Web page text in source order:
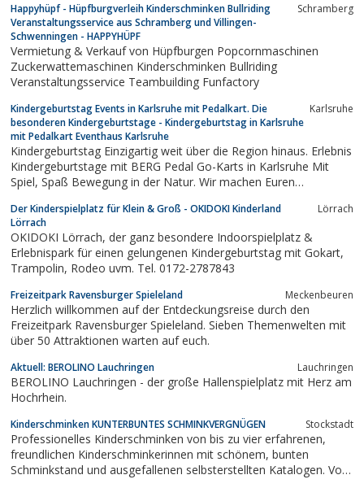
Happyhüpf - Hüpfburgverleih Kinderschminken Bullriding
Veranstaltungsservice aus Schramberg und Villingen-
Schwenningen - HAPPYHÜPF
Schramberg
Vermietung & Verkauf von Hüpfburgen Popcornmaschinen
Zuckerwattemaschinen Kinderschminken Bullriding
Veranstaltungsservice Teambuilding Funfactory
Kindergeburtstag Events in Karlsruhe mit Pedalkart. Die
besonderen Kindergeburtstage - Kindergeburtstag in Karlsruhe
mit Pedalkart Eventhaus Karlsruhe
Karlsruhe
Kindergeburtstag Einzigartig weit über die Region hinaus. Erlebnis
Kindergeburtstage mit BERG Pedal Go-Karts in Karlsruhe Mit
Spiel, Spaß Bewegung in der Natur. Wir machen Euren
Der Kinderspielplatz für Klein & Groß - OKIDOKI Kinderland
Lörrach
Lörrach
OKIDOKI Lörrach, der ganz besondere Indoorspielplatz &
Erlebnispark für einen gelungenen Kindergeburtstag mit Gokart,
Trampolin, Rodeo uvm. Tel. 0172-2787843
Freizeitpark Ravensburger Spieleland Meckenbeuren
Herzlich willkommen auf der Entdeckungsreise durch den
Freizeitpark Ravensburger Spieleland. Sieben Themenwelten mit
über 50 Attraktionen warten auf euch.
Aktuell: BEROLINO Lauchringen Lauchringen
BEROLINO Lauchringen - der große Hallenspielplatz mit Herz am
Hochrhein.
Kinderschminken KUNTERBUNTES SCHMINKVERGNÜGEN Stockstadt
Professionelles Kinderschminken von bis zu vier erfahrenen,
freundlichen Kinderschminkerinnen mit schönem, bunten
Schminkstand und ausgefallenen selbsterstellten Katalogen. Vom